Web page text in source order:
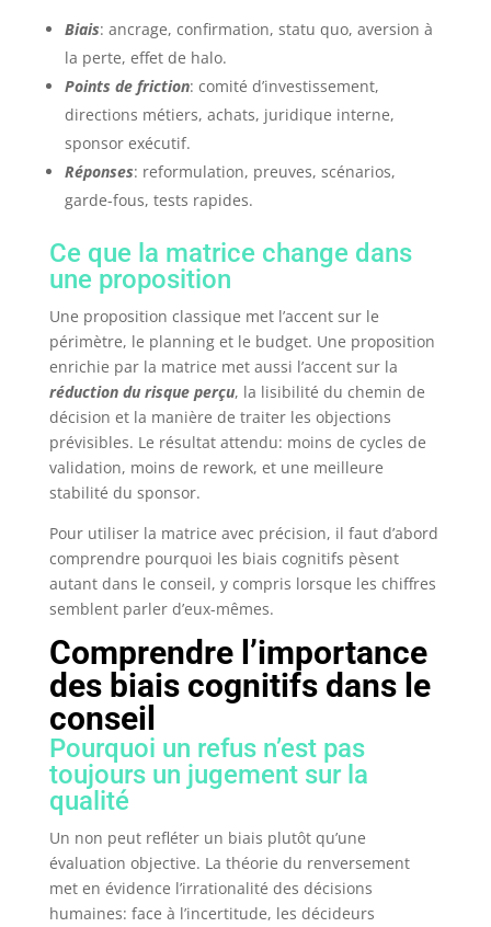
Biais: ancrage, confirmation, statu quo, aversion à
la perte, effet de halo.
Points de friction: comité d’investissement,
directions métiers, achats, juridique interne,
sponsor exécutif.
Réponses: reformulation, preuves, scénarios,
garde-fous, tests rapides.
Ce que la matrice change dans
une proposition
Une proposition classique met l’accent sur le
périmètre, le planning et le budget. Une proposition
enrichie par la matrice met aussi l’accent sur la
réduction du risque perçu, la lisibilité du chemin de
décision et la manière de traiter les objections
prévisibles. Le résultat attendu: moins de cycles de
validation, moins de rework, et une meilleure
stabilité du sponsor.
Pour utiliser la matrice avec précision, il faut d’abord
comprendre pourquoi les biais cognitifs pèsent
autant dans le conseil, y compris lorsque les chiffres
semblent parler d’eux-mêmes.
Comprendre l’importance
des biais cognitifs dans le
conseil
Pourquoi un refus n’est pas
toujours un jugement sur la
qualité
Un non peut refléter un biais plutôt qu’une
évaluation objective. La théorie du renversement
met en évidence l’irrationalité des décisions
humaines: face à l’incertitude, les décideurs